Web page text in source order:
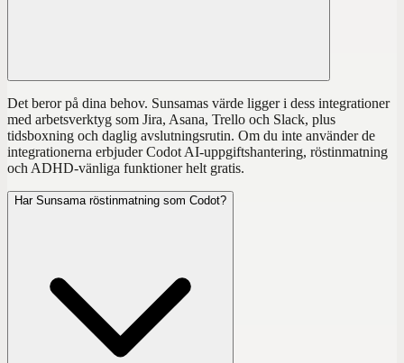
Det beror på dina behov. Sunsamas värde ligger i dess integrationer
med arbetsverktyg som Jira, Asana, Trello och Slack, plus
tidsboxning och daglig avslutningsrutin. Om du inte använder de
integrationerna erbjuder Codot AI-uppgiftshantering, röstinmatning
och ADHD-vänliga funktioner helt gratis.
Har Sunsama röstinmatning som Codot?